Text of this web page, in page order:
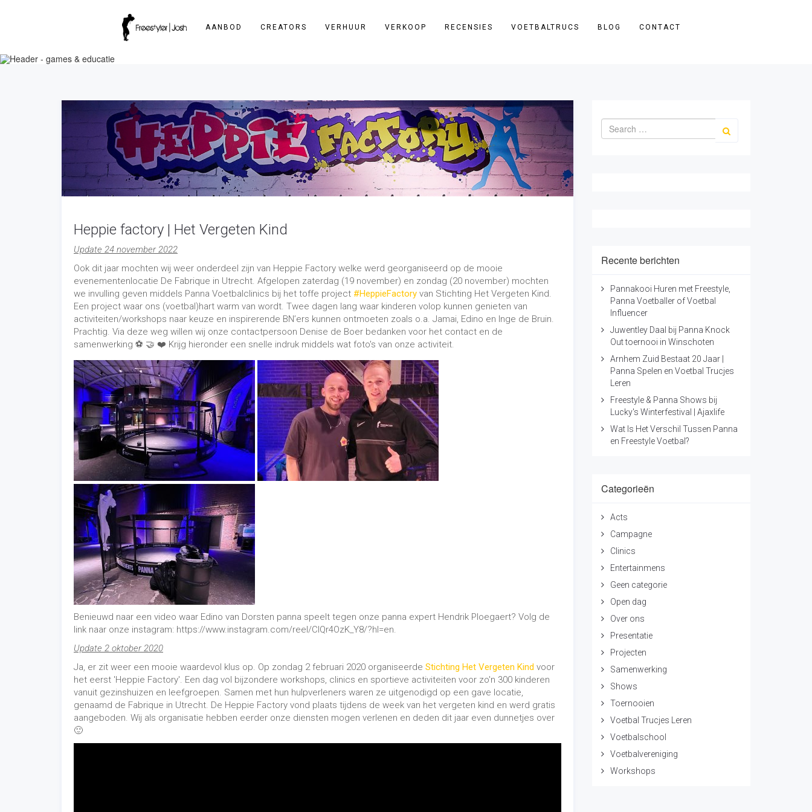
AANBOD CREATORS VERHUUR VERKOOP RECENSIES VOETBALTRUCS BLOG CONTACT
Heppie factory | Het Vergeten Kind
Update 24 november 2022
Ook dit jaar mochten wij weer onderdeel zijn van Heppie Factory welke werd georganiseerd op de mooie
evenementenlocatie De Fabrique in Utrecht. Afgelopen zaterdag (19 november) en zondag (20 november) mochten
we invulling geven middels Panna Voetbalclinics bij het toffe project #HeppieFactory van Stichting Het Vergeten Kind.
Een project waar ons (voetbal)hart warm van wordt. Twee dagen lang waar kinderen volop kunnen genieten van
activiteiten/workshops naar keuze en inspirerende BN’ers kunnen ontmoeten zoals o.a. Jamai, Edino en Inge de Bruin.
Prachtig. Via deze weg willen wij onze contactpersoon Denise de Boer bedanken voor het contact en de
samenwerking ⚽️ 🤝 ❤️ Krijg hieronder een snelle indruk middels wat foto's van onze activiteit.
Benieuwd naar een video waar Edino van Dorsten panna speelt tegen onze panna expert Hendrik Ploegaert? Volg de
link naar onze instagram: https://www.instagram.com/reel/ClQr4OzK_Y8/?hl=en.
Update 2 oktober 2020
Ja, er zit weer een mooie waardevol klus op. Op zondag 2 februari 2020 organiseerde Stichting Het Vergeten Kind voor
het eerst 'Heppie Factory'. Een dag vol bijzondere workshops, clinics en sportieve activiteiten voor zo'n 300 kinderen
vanuit gezinshuizen en leefgroepen. Samen met hun hulpverleners waren ze uitgenodigd op een gave locatie,
genaamd de Fabrique in Utrecht. De Heppie Factory vond plaats tijdens de week van het vergeten kind en werd gratis
aangeboden. Wij als organisatie hebben eerder onze diensten mogen verlenen en deden dit jaar even dunnetjes over
🙂
Recente berichten
Pannakooi Huren met Freestyle,
Panna Voetballer of Voetbal
Influencer
Juwentley Daal bij Panna Knock
Out toernooi in Winschoten
Arnhem Zuid Bestaat 20 Jaar |
Panna Spelen en Voetbal Trucjes
Leren
Freestyle & Panna Shows bij
Lucky's Winterfestival | Ajaxlife
Wat Is Het Verschil Tussen Panna
en Freestyle Voetbal?
Categorieën
Acts
Campagne
Clinics
Entertainmens
Geen categorie
Open dag
Over ons
Presentatie
Projecten
Samenwerking
Shows
Toernooien
Voetbal Trucjes Leren
Voetbalschool
Voetbalvereniging
Workshops